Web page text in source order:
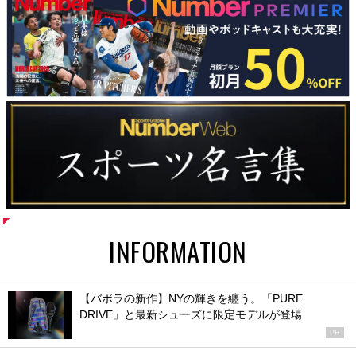
INFORMATION
【バボラの新作】NYの輝きを纏う。「PURE
DRIVE」と最新シューズに限定モデルが登場
PR